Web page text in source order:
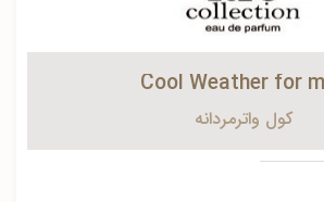
Cool Weather for
کول واترمردانه